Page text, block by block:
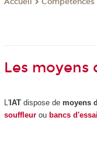
Accueil Compétences
Les moyens
L'IATdispose de moyens
souffleurou bancs